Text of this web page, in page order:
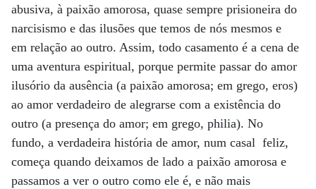
abusiva, à paixão amorosa, quase sempre prisioneira do
narcisismo e das ilusões que temos de nós mesmos e
em relação ao outro. Assim, todo casamento é a cena de
uma aventura espiritual, porque permite passar do amor
ilusório da ausência (a paixão amorosa; em grego, eros)
ao amor verdadeiro de alegrarse com a existência do
outro (a presença do amor; em grego, philia). No
fundo, a verdadeira história de amor, num casal feliz,
começa quando deixamos de lado a paixão amorosa e
passamos a ver o outro como ele é, e não mais